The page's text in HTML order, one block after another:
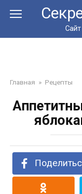
Главная » Рецепты